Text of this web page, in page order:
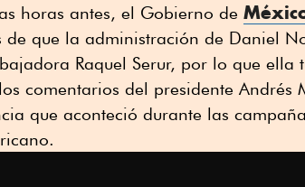
horas antes, el Gobierno de
de que la administración de Daniel
Raquel Serur, por lo que ella
comentarios del presidente Andrés
que aconteció durante las